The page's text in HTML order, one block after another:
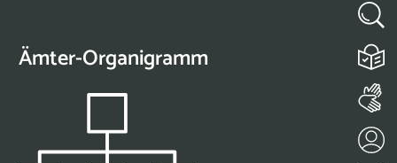
Ämter-Organigramm